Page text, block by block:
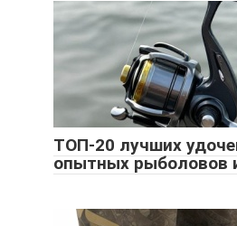
ТОП-20 лучших
опытных рыболовов